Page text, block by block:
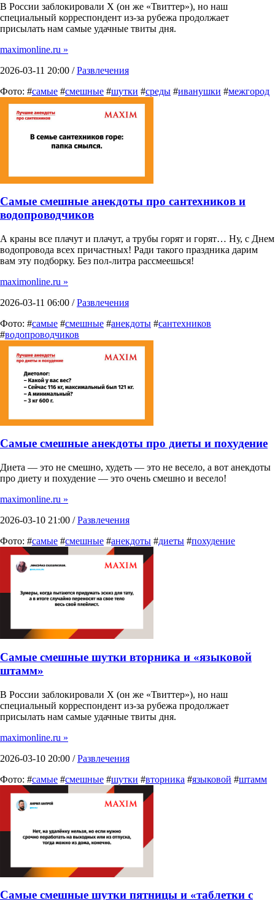
В России заблокировали X (он же «Твиттер»), но наш
специальный корреспондент из-за рубежа продолжает
присылать нам самые удачные твиты дня.
maximonline.ru »
2026-03-11 20:00 /Развлечения
Фото: #самые #смешные #шутки #среды #иванушки #межгород
Самые смешные анекдоты про сантехников и
водопроводчиков
А краны все плачут и плачут, а трубы горят и горят… Ну, с Днем
водопровода всех причастных! Ради такого праздника дарим
вам эту подборку. Без пол-литра рассмеешься!
maximonline.ru »
2026-03-11 06:00 /Развлечения
Фото: #самые #смешные #анекдоты #сантехников
#водопроводчиков
Самые смешные анекдоты про диеты и похудение
Диета — это не смешно, худеть — это не весело, а вот анекдоты
про диету и похудение — это очень смешно и весело!
maximonline.ru »
2026-03-10 21:00 /Развлечения
Фото: #самые #смешные #анекдоты #диеты #похудение
Самые смешные шутки вторника и «языковой
штамм»
В России заблокировали X (он же «Твиттер»), но наш
специальный корреспондент из-за рубежа продолжает
присылать нам самые удачные твиты дня.
maximonline.ru »
2026-03-10 20:00 /Развлечения
Фото: #самые #смешные #шутки #вторника #языковой #штамм
Самые смешные шутки пятницы и «таблетки с